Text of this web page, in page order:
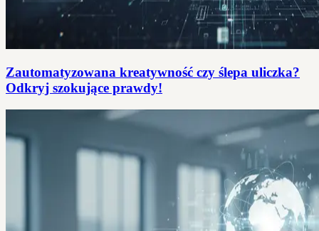
Zautomatyzowana kreatywność czy ślepa uliczka?
Odkryj szokujące prawdy!